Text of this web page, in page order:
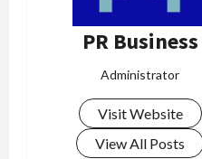
PR Business
Administrator
Visit Website
View All Posts